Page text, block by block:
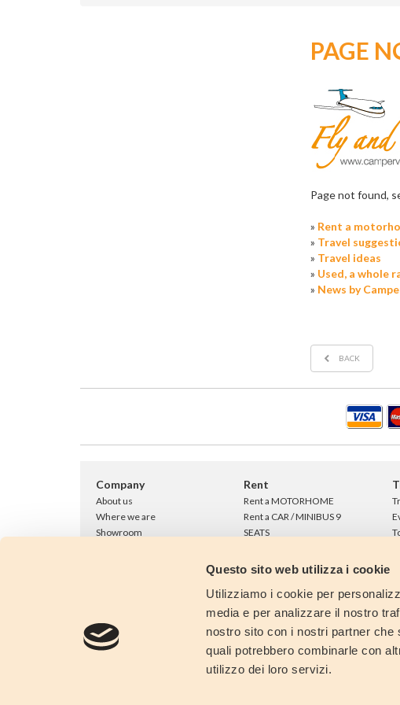
Questo sito web utilizza i cookie
Utilizziamo i cookie per
media e per analizzare il nostro
nostro sito con i nostri partner che
quali potrebbero combinarle con
utilizzo dei loro servizi.
PAGE
Page not found,
» Rent a
» Travel
» Travel ideas
» Used, a whole
» News by
BACK
Company
About us
Where we are
Showroom
Rent
Rent a MOTORHOME
Rent a CAR / MINIBUS 9
SEATS
One Way Rentals
Extra accessories
FAQ
Hire Terms & Condition
Long Term Rental
Save!